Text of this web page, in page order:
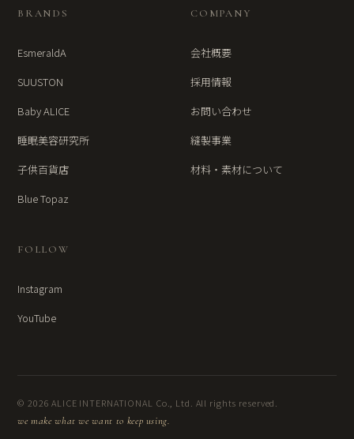
BRANDS
EsmeraldA
SUUSTON
Baby ALICE
睡眠美容研究所
子供百貨店
Blue Topaz
COMPANY
会社概要
採用情報
お問い合わせ
縫製事業
材料・素材について
FOLLOW
Instagram
YouTube
© 2026 ALICE INTERNATIONAL Co., Ltd. All rights reserved.
we make what we want to keep using.